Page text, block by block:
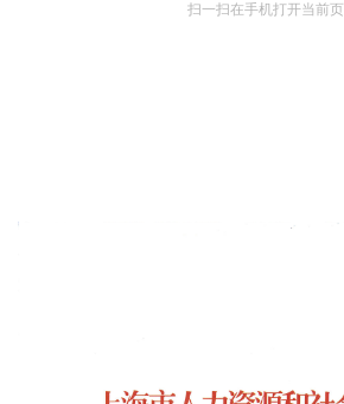
扫一扫在手机打开当前页